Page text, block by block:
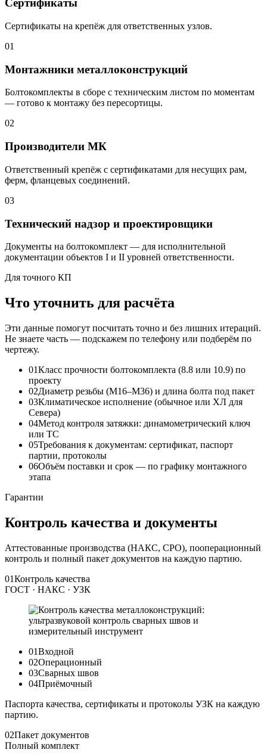
Сертификаты
Сертификаты на крепёж для ответственных узлов.
01
Монтажники металлоконструкций
Болтокомплекты в сборе с техническим листом по моментам
— готово к монтажу без пересортицы.
02
Производители МК
Ответственный крепёж с сертификатами для несущих рам,
ферм, фланцевых соединений.
03
Технический надзор и проектировщики
Документы на болтокомплект — для исполнительной
документации объектов I и II уровней ответственности.
Для точного КП
Что уточнить для расчёта
Эти данные помогут посчитать точно и без лишних итераций.
Не знаете часть — подскажем по телефону или подберём по
чертежу.
01Класс прочности болтокомплекта (8.8 или 10.9) по
проекту
02Диаметр резьбы (М16–М36) и длина болта под пакет
03Климатическое исполнение (обычное или ХЛ для
Севера)
04Метод контроля затяжки: динамометрический ключ
или TC
05Требования к документам: сертификат, паспорт
партии, протоколы
06Объём поставки и срок — по графику монтажного
этапа
Гарантии
Контроль качества и документы
Аттестованные производства (НАКС, СРО), пооперационный
контроль и полный пакет документов на каждую партию.
01Контроль качества
ГОСТ · НАКС · УЗК
01Входной
02Операционный
03Сварных швов
04Приёмочный
Паспорта качества, сертификаты и протоколы УЗК на каждую
партию.
02Пакет документов
Полный комплект